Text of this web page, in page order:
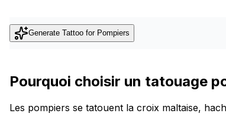
Generate Tattoo for Pompiers
Pourquoi choisir un tatouage
Les pompiers se tatouent la croix maltaise,